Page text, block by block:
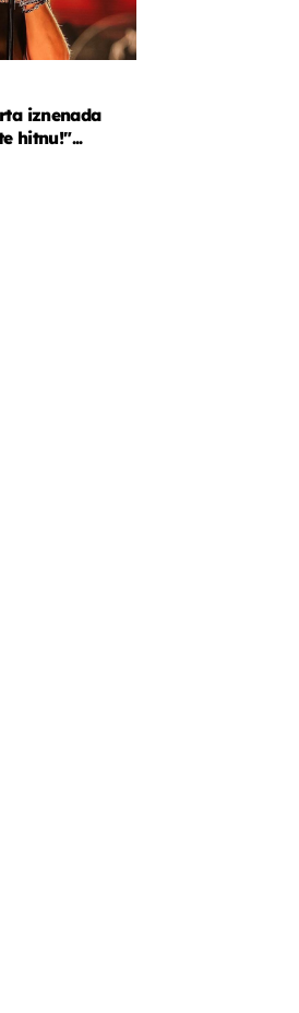
iznenada
hitnu!"...